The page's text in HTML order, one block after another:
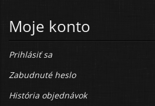
Moje konto
Prihlásiť sa
Zabudnuté heslo
História objednávok